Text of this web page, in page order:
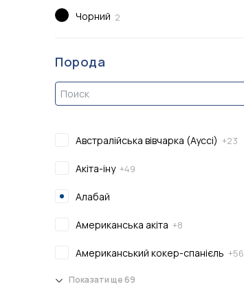
Чорний 2
Порода
Австралійська вівчарка (Ауссі) +23
Акіта-іну +49
Алабай
Американська акіта +8
Американський кокер-спанієль +56
Показати ще 69